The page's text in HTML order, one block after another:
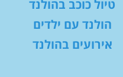
טיול כוכב בהולנד
הולנד עם ילדים
אירועים בהולנד